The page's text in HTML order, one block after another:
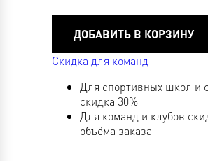
Скидка для команд
Для спортивных школ и
скидка 30%
Для команд и клубов
объёма заказа